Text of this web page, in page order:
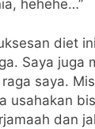
hehehe…”
diet
Saya juga
saya.
usahakan
dan